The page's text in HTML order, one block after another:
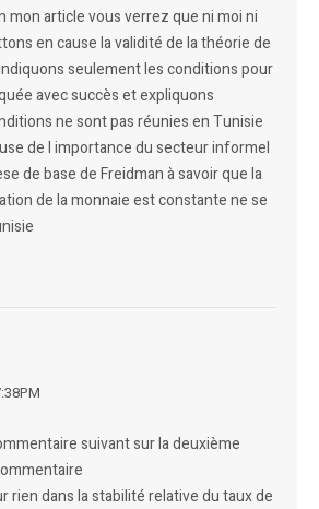
mon article vous verrez que ni moi ni
en cause la validité de la théorie de
seulement les conditions pour
avec succès et expliquons
ne sont pas réunies en Tunisie
de l importance du secteur informel
de base de Freidman à savoir que la
de la monnaie est constante ne se
suivant sur la deuxième
rien dans la stabilité relative du taux de